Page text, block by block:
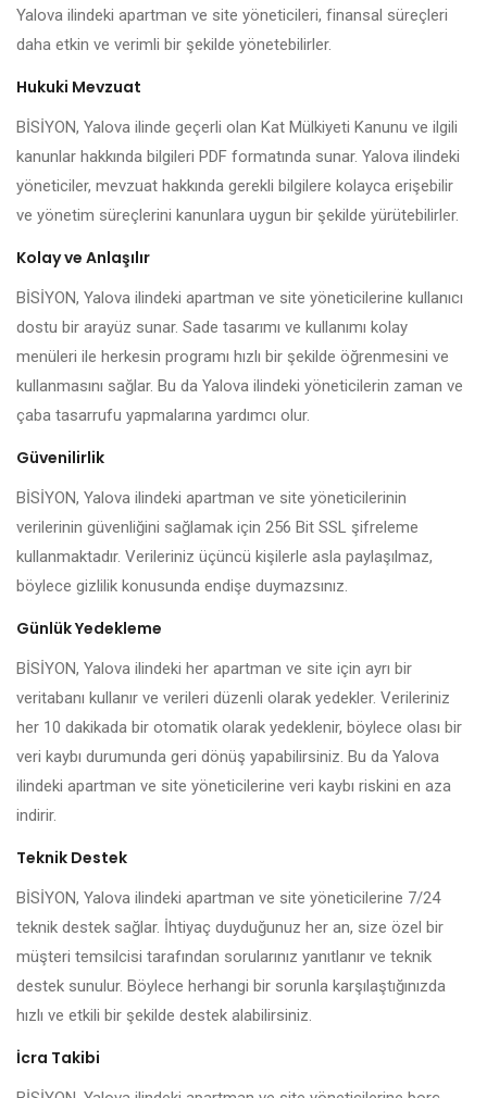
Yalova ilindeki apartman ve site yöneticileri, finansal süreçleri
daha etkin ve verimli bir şekilde yönetebilirler.
Hukuki Mevzuat
BİSİYON, Yalova ilinde geçerli olan Kat Mülkiyeti Kanunu ve ilgili
kanunlar hakkında bilgileri PDF formatında sunar. Yalova ilindeki
yöneticiler, mevzuat hakkında gerekli bilgilere kolayca erişebilir
ve yönetim süreçlerini kanunlara uygun bir şekilde yürütebilirler.
Kolay ve Anlaşılır
BİSİYON, Yalova ilindeki apartman ve site yöneticilerine kullanıcı
dostu bir arayüz sunar. Sade tasarımı ve kullanımı kolay
menüleri ile herkesin programı hızlı bir şekilde öğrenmesini ve
kullanmasını sağlar. Bu da Yalova ilindeki yöneticilerin zaman ve
çaba tasarrufu yapmalarına yardımcı olur.
Güvenilirlik
BİSİYON, Yalova ilindeki apartman ve site yöneticilerinin
verilerinin güvenliğini sağlamak için 256 Bit SSL şifreleme
kullanmaktadır. Verileriniz üçüncü kişilerle asla paylaşılmaz,
böylece gizlilik konusunda endişe duymazsınız.
Günlük Yedekleme
BİSİYON, Yalova ilindeki her apartman ve site için ayrı bir
veritabanı kullanır ve verileri düzenli olarak yedekler. Verileriniz
her 10 dakikada bir otomatik olarak yedeklenir, böylece olası bir
veri kaybı durumunda geri dönüş yapabilirsiniz. Bu da Yalova
ilindeki apartman ve site yöneticilerine veri kaybı riskini en aza
indirir.
Teknik Destek
BİSİYON, Yalova ilindeki apartman ve site yöneticilerine 7/24
teknik destek sağlar. İhtiyaç duyduğunuz her an, size özel bir
müşteri temsilcisi tarafından sorularınız yanıtlanır ve teknik
destek sunulur. Böylece herhangi bir sorunla karşılaştığınızda
hızlı ve etkili bir şekilde destek alabilirsiniz.
İcra Takibi